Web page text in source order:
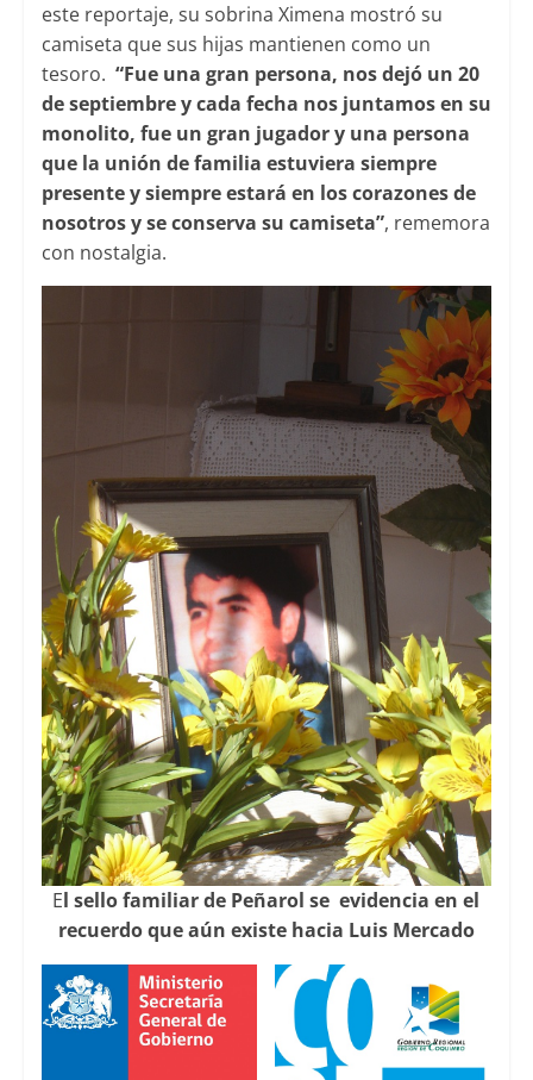
este reportaje, su sobrina Ximena mostró su
camiseta que sus hijas mantienen como un
tesoro. “Fue una gran persona, nos dejó un 20
de septiembre y cada fecha nos juntamos en su
monolito, fue un gran jugador y una persona
que la unión de familia estuviera siempre
presente y siempre estará en los corazones de
nosotros y se conserva su camiseta”, rememora
con nostalgia.
El sello familiar de Peñarol se evidencia en el
recuerdo que aún existe hacia Luis Mercado